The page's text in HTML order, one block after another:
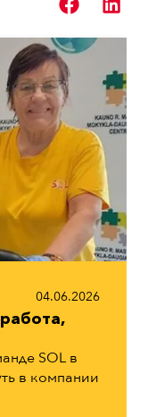
04.06.2026
SOL в
в компании